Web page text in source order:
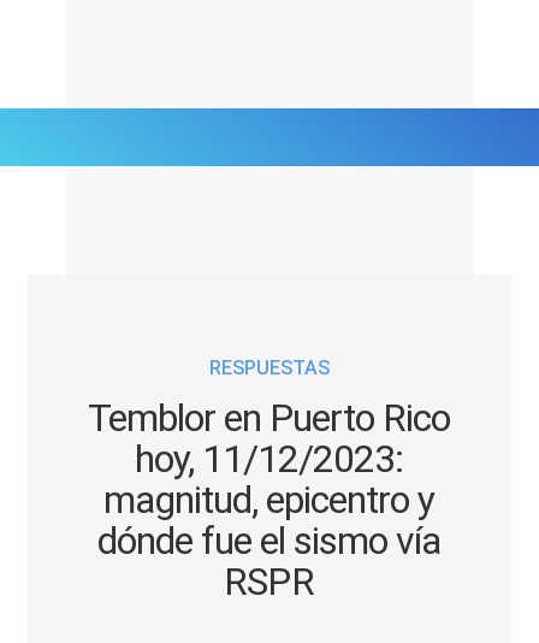
Tendencias Mix
RESPUESTAS
Temblor en Puerto Rico
hoy, 11/12/2023:
magnitud, epicentro y
dónde fue el sismo vía
RSPR